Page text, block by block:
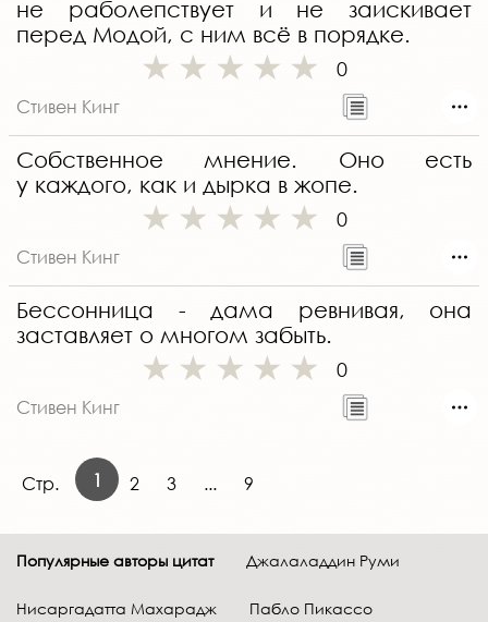
не раболепствует и не заискивает
перед Модой, с ним всё в порядке.
0
Стивен Кинг
Собственное мнение. Оно есть
у каждого, как и дырка в жопе.
0
Стивен Кинг
Бессонница - дама ревнивая, она
заставляет о многом забыть.
0
Стивен Кинг
Стр. 1 2 3 ... 9
Популярные авторы цитат Джалаладдин Руми
Нисаргадатта Махарадж Пабло Пикассо